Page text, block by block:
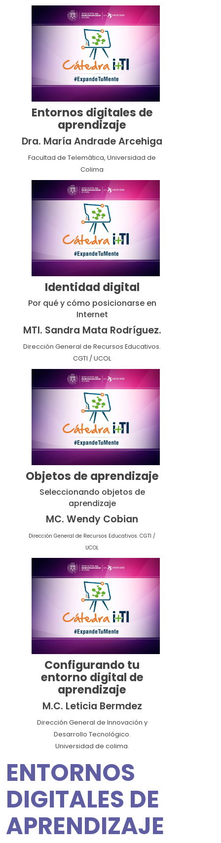
Entornos digitales de
aprendizaje
Dra. María Andrade Arcehiga
Facultad de Telemática, Universidad de
Colima
Identidad digital
Por qué y cómo posicionarse en
Internet
MTI. Sandra Mata Rodríguez.
Dirección General de Recursos Educativos.
CGTI / UCOL
Objetos de aprendizaje
Seleccionando objetos de
aprendizaje
MC. Wendy Cobian
Dirección General de Recursos Educativos. CGTI /
UCOL
Configurando tu
entorno digital de
aprendizaje
M.C. Leticia Bermdez
Dirección General de Innovación y
Desarrollo Tecnológico.
Universidad de colima.
ENTORNOS
DIGITALES DE
APRENDIZAJE